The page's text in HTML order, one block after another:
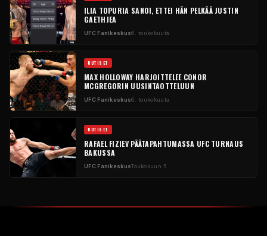
ILIA TOPURIA SANOI, ETTEI HÄN PELKÄÄ JUSTIN
GAETHJEA
UFCFanikeskus6. toukokuuta
UUTISET
MAX HOLLOWAY HARJOITTELEE CONOR
MCGREGORIN UUSINTAOTTELUUN
UFCFanikeskus6. toukokuuta
UUTISET
RAFAEL FIZIEV PÄÄTAPAHTUMASSA UFCTURNAUS
BAKUSSA
UFCFanikeskusToukokuun 5